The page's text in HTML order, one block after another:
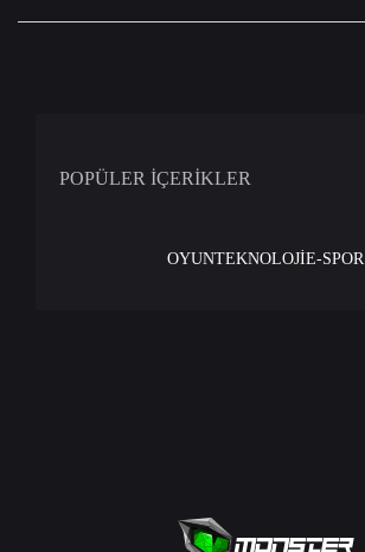
POPÜLER İÇERİKLER
OYUNTEKNOLOJİE-SPOR